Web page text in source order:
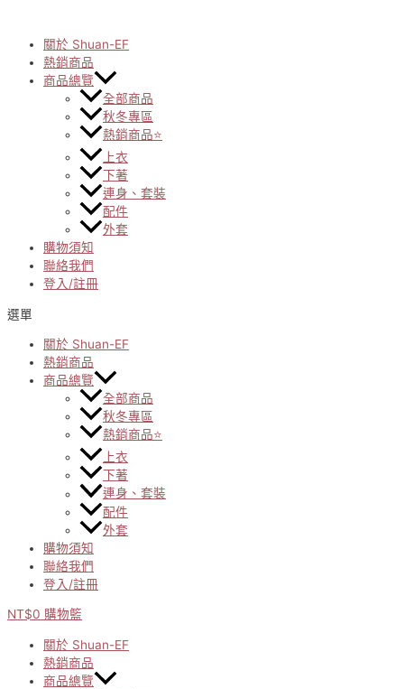
content關於 Shuan-EF
熱銷商品
商品總覽
全部商品
秋冬專區
熱銷商品⭐
上衣
下著
連身、套裝
配件
外套
購物須知
聯絡我們
登入/註冊
選單
關於 Shuan-EF
熱銷商品
商品總覽
全部商品
秋冬專區
熱銷商品⭐
上衣
下著
連身、套裝
配件
外套
購物須知
聯絡我們
登入/註冊
NT$0 購物籃
關於 Shuan-EF
熱銷商品
商品總覽